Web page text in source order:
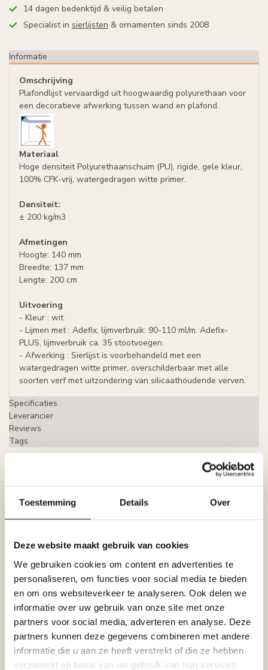
Toestemming Details Over
Deze website maakt gebruik van cookies
We gebruiken cookies om content en advertenties te
personaliseren, om functies voor social media te bieden
en om ons websiteverkeer te analyseren. Ook delen we
informatie over uw gebruik van onze site met onze
partners voor social media, adverteren en analyse. Deze
partners kunnen deze gegevens combineren met andere
informatie die u aan ze heeft verstrekt of die ze hebben
verzameld op basis van uw gebruik van hun services.
14 dagen bedenktijd & veilig betalen
Specialist in sierlijsten & ornamenten sinds 2008
Informatie
Omschrijving
Plafondlijst vervaardigd uit hoogwaardig polyurethaan voor
een decoratieve afwerking tussen wand en plafond.
Materiaal
Hoge densiteit Polyurethaanschuim (PU), rigide, gele kleur,
100% CFK-vrij, watergedragen witte primer.
Densiteit:
± 200 kg/m3
Afmetingen
Hoogte: 140 mm
Breedte: 137 mm
Lengte: 200 cm
Uitvoering
- Kleur : wit
- Lijmen met : Adefix, lijmverbruik: 90-110 ml/m. Adefix-
PLUS, lijmverbruik ca. 35 stootvoegen.
- Afwerking : Sierlijst is voorbehandeld met een
watergedragen witte primer, overschilderbaar met alle
soorten verf met uitzondering van silicaathoudende verven.
Specificaties
Leverancier
Reviews
Tags
NMC Adefix lijmkoker 310 ml
NMC
NMC Adefix PLUS lijmkoker 290
ml €21,95
NMC
NMC Verstekbak MDF voor
sierlijsten groter dan 10 cm
(Extra Large)
€32,95